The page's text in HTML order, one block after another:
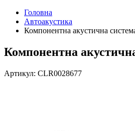
Головна
Автоакустика
Компонентна акустична
Компонентна
Артикул: CLR0028677